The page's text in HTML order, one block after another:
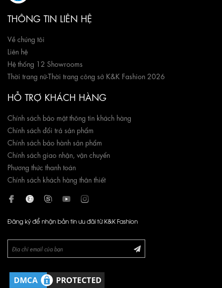
THÔNG TIN LIÊN HỆ
Về chúng tôi
Liên hệ
Hệ thống 12 Showrooms
Thời trang nữ-Thời trang công sở K&K Fashion 2026
HỖ TRỢ KHÁCH HÀNG
Chính sách bảo mật thông tin khách hàng
Chính sách đổi trả sản phẩm
Chính sách bảo hành sản phẩm
Chính sách giao nhận, vận chuyển
Phương thức thanh toán
Chính sách khách hàng thân thiết
Đăng ký để nhận bản tin ưu đãi từ K&K Fashion